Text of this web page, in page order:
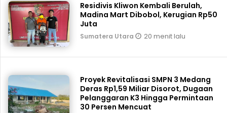
Residivis Kliwon Kembali Berulah,
Madina Mart Dibobol, Kerugian Rp50
Juta
Sumatera Utara 20 menit lalu
Proyek Revitalisasi SMPN 3 Medang
Deras Rp1,59 Miliar Disorot, Dugaan
Pelanggaran K3 Hingga Permintaan
30 Persen Mencuat